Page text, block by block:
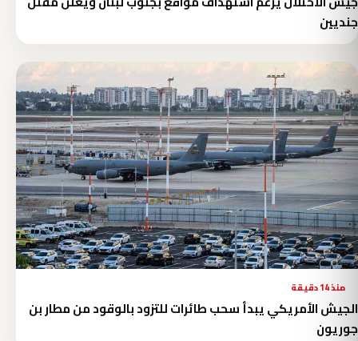
جنديين
منذ 14 دقيقة
الجيش الأمريكي يبدأ سحب طائرات للتزود بالوقود من مطار بن
جوريون